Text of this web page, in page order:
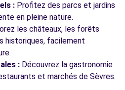
: Profitez des parcs et jardins
en pleine nature.
les châteaux, les forêts
historiques, facilement
: Découvrez la gastronomie
et marchés de Sèvres.